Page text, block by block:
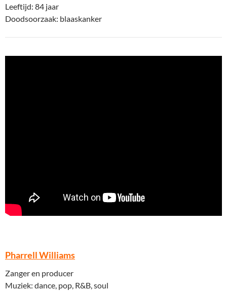
Leeftijd: 84 jaar
Doodsoorzaak: blaaskanker
Pharrell Williams
Zanger en producer
Muziek: dance, pop, R&B, soul